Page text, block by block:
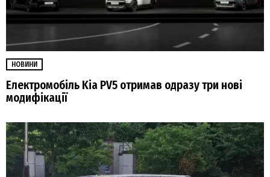
НОВИНИ
Електромобіль Kia PV5 отримав одразу три нові
модифікації